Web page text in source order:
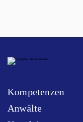
Kompetenzen
Anwälte